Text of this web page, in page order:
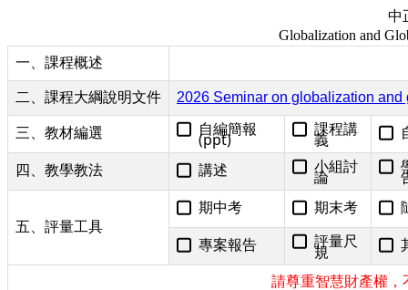
中
Globalization and
一、課程概述
二、課程大綱說明文件 2026 Seminar on globalization
三、教材編選 自編簡報
(ppt)
課程講
義
四、教學教法 講述 小組討
論
五、評量工具
期中考 期末考
專案報告
評量尺
規
請尊重智慧財產權，